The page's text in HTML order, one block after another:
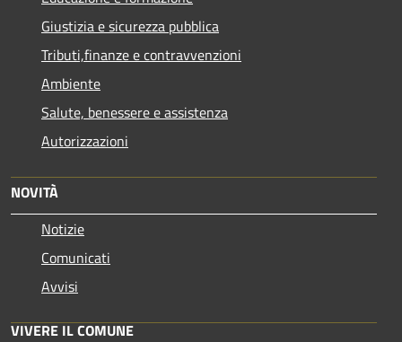
Giustizia e sicurezza pubblica
Tributi,finanze e contravvenzioni
Ambiente
Salute, benessere e assistenza
Autorizzazioni
NOVITÀ
Notizie
Comunicati
Avvisi
VIVERE IL COMUNE